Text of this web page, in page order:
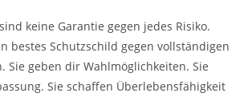
keine Garantie gegen jedes Risiko.
bestes Schutzschild gegen vollständigen
Sie geben dir Wahlmöglichkeiten. Sie
Sie schaffen Überlebensfähigkeit